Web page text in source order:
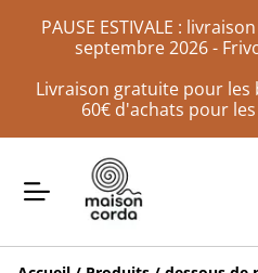
PAUSE ESTIVALE :
septembre 2026 -
Livraison gratuite pour
60€ d'achats pour